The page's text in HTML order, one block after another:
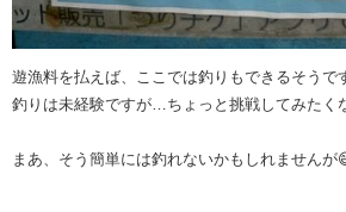
遊漁料を払えば、ここでは釣りもできるそうで
釣りは未経験ですが…ちょっと挑戦してみたく
まあ、そう簡単には釣れないかもしれませんが